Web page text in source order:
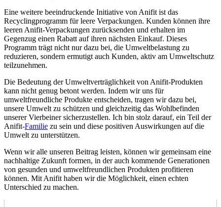
Eine weitere beeindruckende ⁣Initiative von Anifit ist das
Recyclingprogramm​ für leere Verpackungen. Kunden können ihre
leeren Anifit-Verpackungen zurücksenden und erhalten im
Gegenzug⁤ einen‍ Rabatt auf ihren nächsten ‌Einkauf. Dieses
Programm trägt⁢ nicht nur ​dazu bei, die Umweltbelastung zu
reduzieren, sondern ermutigt auch Kunden, aktiv am Umweltschutz
‍teilzunehmen.
Die Bedeutung​ der Umweltverträglichkeit von Anifit-Produkten
kann⁢ nicht genug betont werden. ⁣Indem wir uns für
umweltfreundliche Produkte⁤ entscheiden, ⁤tragen wir dazu bei,
‍unsere Umwelt zu schützen und gleichzeitig das Wohlbefinden
unserer Vierbeiner sicherzustellen.‍ Ich bin ‍stolz ⁣darauf, ein Teil⁣ der​
Anifit-Familie zu‌ sein und diese ⁤positiven Auswirkungen auf ⁢die​
Umwelt zu unterstützen.
Wenn wir alle unseren⁢ Beitrag leisten, können wir gemeinsam⁢ eine ​
nachhaltige Zukunft⁢ formen,⁤ in der ⁣auch kommende​ Generationen
von gesunden und umweltfreundlichen Produkten profitieren
können. Mit Anifit haben ⁣wir die ‍Möglichkeit, einen⁣ echten
Unterschied ​zu ​machen.